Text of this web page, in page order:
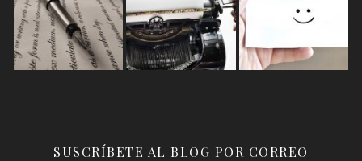
SUSCRÍBETE AL BLOG POR CORREO